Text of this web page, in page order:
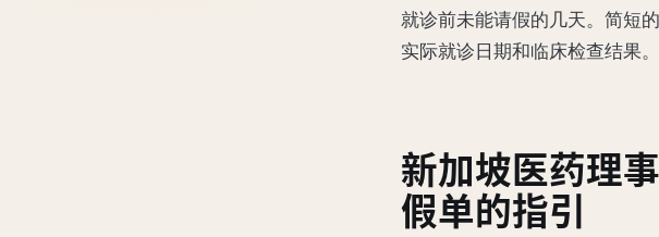
就诊前未能请假的几天。简短
实际就诊日期和临床检查结果。
新加坡医药理
假单的指引